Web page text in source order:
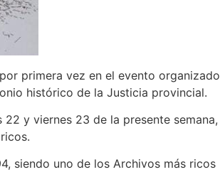
primera vez en el evento organizado
histórico de la Justicia provincial.
y viernes 23 de la presente semana,
siendo uno de los Archivos más ricos